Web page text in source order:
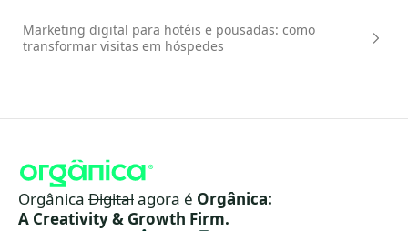
Marketing digital para hotéis e pousadas: como
transformar visitas em hóspedes
Orgânica Digitalagora é Orgânica:
A Creativity & Growth Firm.